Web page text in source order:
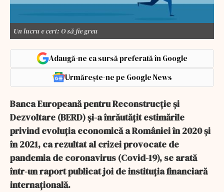
Un lucru e cert: O să fie greu
Adaugă-ne ca sursă preferată în Google
Urmărește-ne pe Google News
Banca Europeană pentru Reconstrucţie şi
Dezvoltare (BERD) şi-a înrăutăţit estimările
privind evoluţia economică a României în 2020 şi
în 2021, ca rezultat al crizei provocate de
pandemia de coronavirus (Covid-19), se arată
într-un raport publicat joi de instituţia financiară
internaţională.